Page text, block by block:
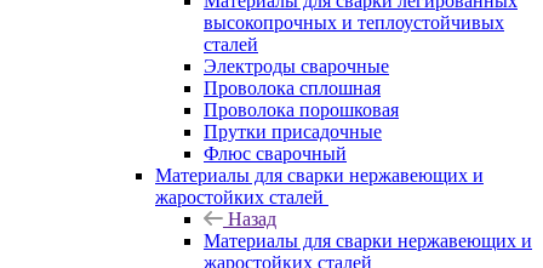
высокопрочных и теплоустойчивых
сталей
Электроды сварочные
Проволока сплошная
Проволока порошковая
Прутки присадочные
Флюс сварочный
Материалы для сварки нержавеющих и
жаростойких сталей
Назад
Материалы для сварки нержавеющих и
жаростойких сталей